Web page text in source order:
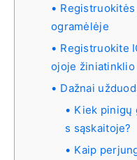
Registruokitės
ogramėlėje
Registruokite
ojoje
Dažnai
Kiek pinigų
s sąskaitoje?
Kaip